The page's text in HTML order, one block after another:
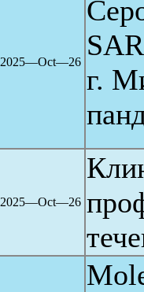
2025―Oct―26
г.
2025―Oct―26